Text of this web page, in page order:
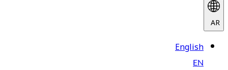
AR
English
EN